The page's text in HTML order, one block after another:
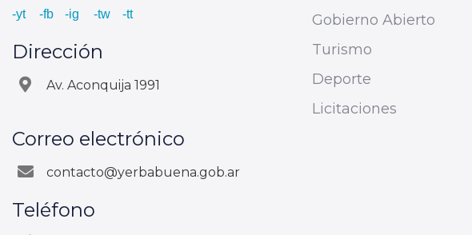
Dirección
Av. Aconquija 1991
Correo electrónico
contacto@yerbabuena.gob.ar
Teléfono
Gobierno Abierto
Turismo
Deporte
Licitaciones